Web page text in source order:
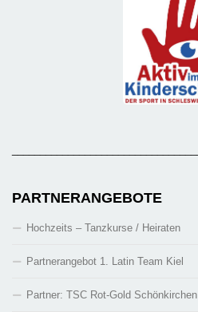
PARTNERANGEBOTE
Hochzeits – Tanzkurse / Heiraten
Partnerangebot 1. Latin Team Kiel
Partner: TSC Rot-Gold Schönkirchen